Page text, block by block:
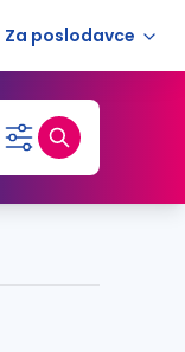
Za poslodavce